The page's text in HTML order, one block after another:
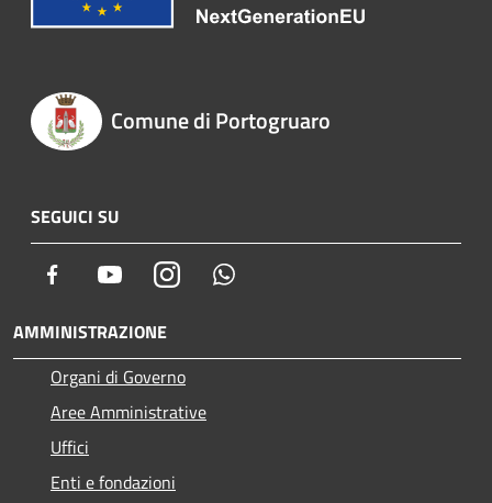
Comune di Portogruaro
SEGUICI SU
Facebook YoutubeInstagram
AMMINISTRAZIONE
Organi di Governo
Aree Amministrative
Uffici
Enti e fondazioni